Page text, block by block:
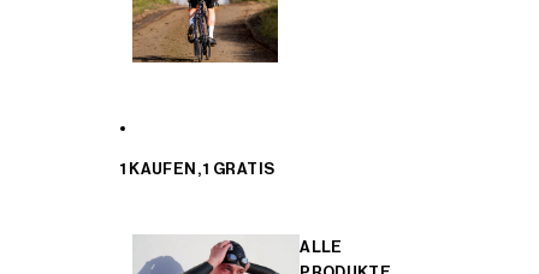
1 KAUFEN, 1 GRATIS
ALLE